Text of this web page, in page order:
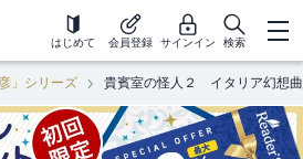
はじめて 会員登録 サインイン 検索
」シリーズ 貴賓室の怪人２ イタリア幻想曲